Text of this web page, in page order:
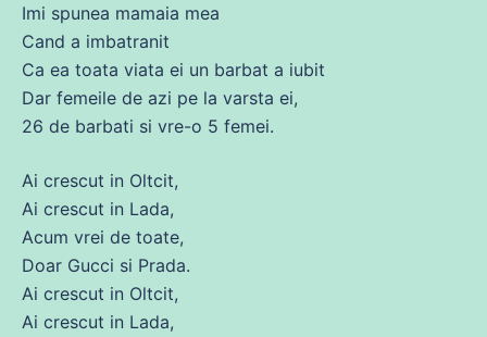
Imi spunea mamaia mea
Cand a imbatranit
Ca ea toata viata ei un barbat a iubit
Dar femeile de azi pe la varsta ei,
26 de barbati si vre-o 5 femei.
Ai crescut in Oltcit,
Ai crescut in Lada,
Acum vrei de toate,
Doar Gucci si Prada.
Ai crescut in Oltcit,
Ai crescut in Lada,